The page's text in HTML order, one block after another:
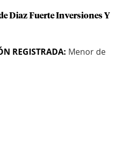
Diaz Fuerte Inversiones Y
REGISTRADA: Menor de